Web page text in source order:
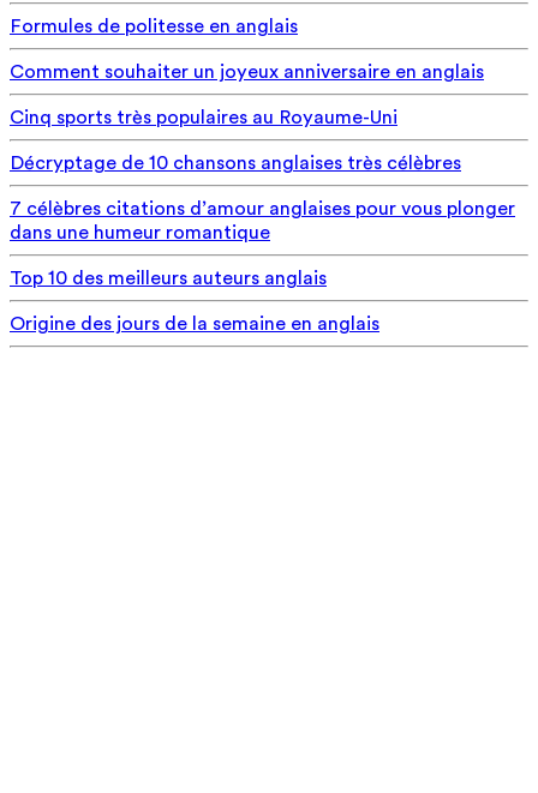
Formules de politesse en anglais
Comment souhaiter un joyeux anniversaire en anglais
Cinq sports très populaires au Royaume-Uni
Décryptage de 10 chansons anglaises très célèbres
7 célèbres citations d’amour anglaises pour vous plonger
dans une humeur romantique
Top 10 des meilleurs auteurs anglais
Origine des jours de la semaine en anglais